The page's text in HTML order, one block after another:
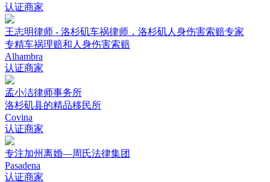
认证商家
王志明律师 - 洛杉矶车祸律师，洛杉矶人身伤害索赔专家
专精车祸理赔和人身伤害索赔
Alhambra
认证商家
孟小洁律师事务所
洛杉矶县的精品移民所
Covina
认证商家
专注加州离婚—周氏法律集团
Pasadena
认证商家